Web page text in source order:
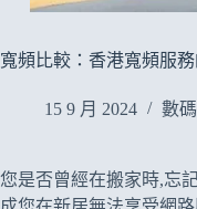
寬頻比較：香港寬頻服
15 9 月 2024 數
您是否曾經在搬家時,忘